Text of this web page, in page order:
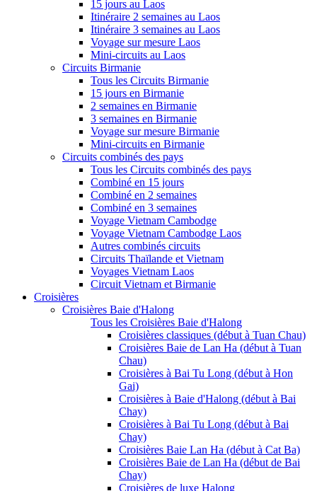
15 jours au Laos
Itinéraire 2 semaines au Laos
Itinéraire 3 semaines au Laos
Voyage sur mesure Laos
Mini-circuits au Laos
Circuits Birmanie
Tous les Circuits Birmanie
15 jours en Birmanie
2 semaines en Birmanie
3 semaines en Birmanie
Voyage sur mesure Birmanie
Mini-circuits en Birmanie
Circuits combinés des pays
Tous les Circuits combinés des pays
Combiné en 15 jours
Combiné en 2 semaines
Combiné en 3 semaines
Voyage Vietnam Cambodge
Voyage Vietnam Cambodge Laos
Autres combinés circuits
Circuits Thaïlande et Vietnam
Voyages Vietnam Laos
Circuit Vietnam et Birmanie
Croisières
Croisières Baie d'Halong
Tous les Croisières Baie d'Halong
Croisières classiques (début à Tuan Chau)
Croisières Baie de Lan Ha (début à Tuan
Chau)
Croisières à Bai Tu Long (début à Hon
Gai)
Croisières à Baie d'Halong (début à Bai
Chay)
Croisières à Bai Tu Long (début à Bai
Chay)
Croisières Baie Lan Ha (début à Cat Ba)
Croisières Baie de Lan Ha (début de Bai
Chay)
Croisières de luxe Halong